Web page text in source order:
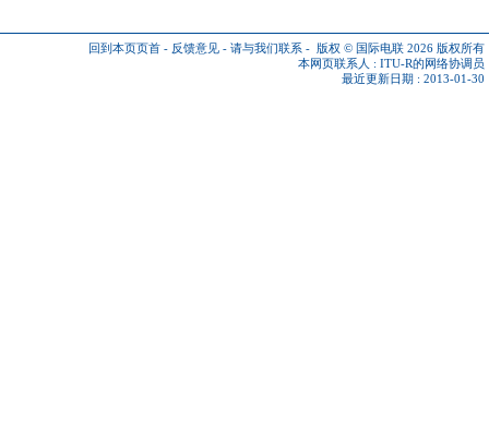
回到本页页首 - 反馈意见 - 请与我们联系 - 版权 © 国际电联 2026 版权所有
本网页联系人 : ITU-R的网络协调员
最近更新日期 : 2013-01-30